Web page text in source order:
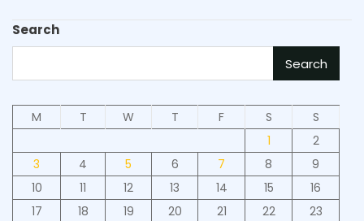
Search
Search
M T W T F S
S
1
2
3
4 5 6 7 8
9
10
11 12 13 14 15
16
17
18 19 20 21 22
23